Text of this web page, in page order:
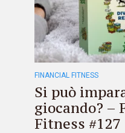
FINANCIAL FITNESS
Si può
giocando? –
Fitness #127